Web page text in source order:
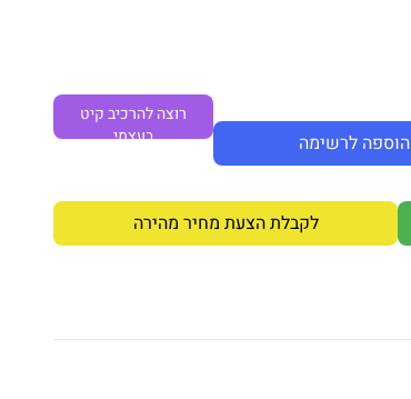
הוספה לרשימה
רוצה להרכיב קיט
בעצמי
לקבלת הצעת מחיר מהירה